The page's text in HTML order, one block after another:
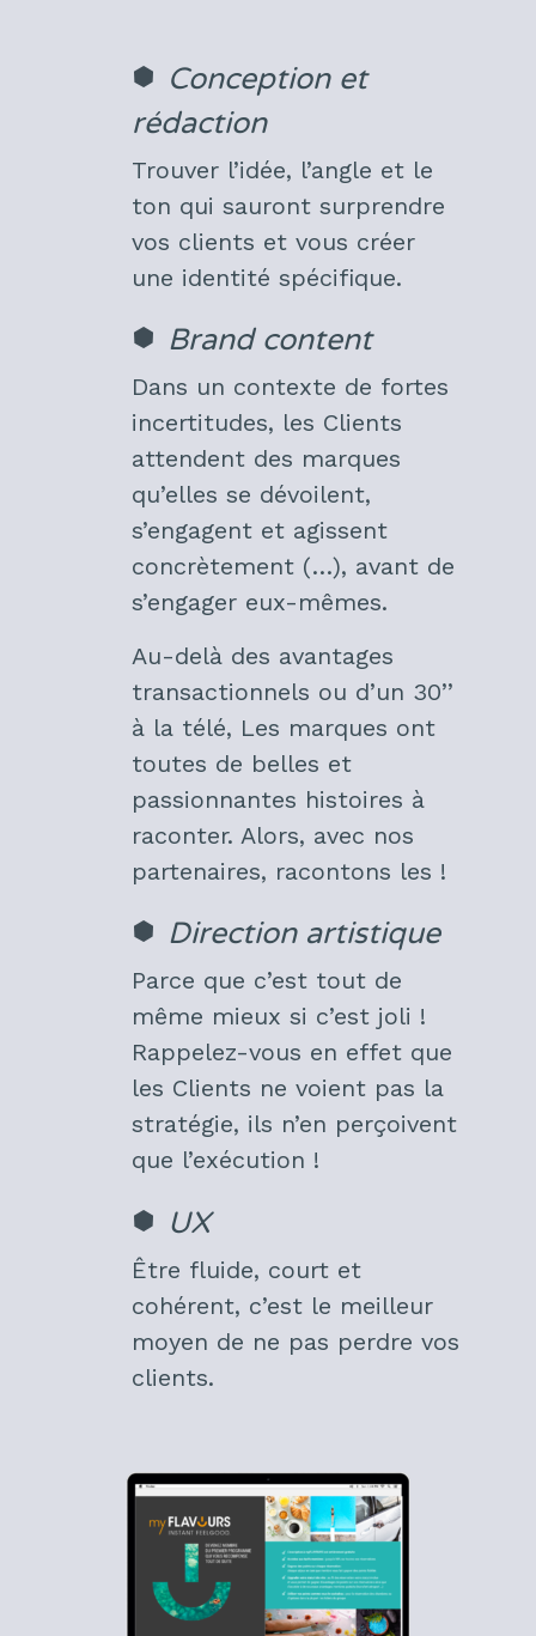
Conception et
rédaction
Trouver l’idée, l’angle et le
ton qui sauront surprendre
vos clients et vous créer
une identité spécifique.
Brand content
Dans un contexte de fortes
incertitudes, les Clients
attendent des marques
qu’elles se dévoilent,
s’engagent et agissent
concrètement (…), avant de
s’engager eux-mêmes.
Au-delà des avantages
transactionnels ou d’un 30’’
à la télé, Les marques ont
toutes de belles et
passionnantes histoires à
raconter. Alors, avec nos
partenaires, racontons les !
Direction artistique
Parce que c’est tout de
même mieux si c’est joli !
Rappelez-vous en effet que
les Clients ne voient pas la
stratégie, ils n’en perçoivent
que l’exécution !
UX
Être fluide, court et
cohérent, c’est le meilleur
moyen de ne pas perdre vos
clients.